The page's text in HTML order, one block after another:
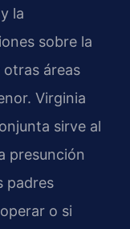
la
sobre la
otras áreas
Virginia
sirve al
presunción
padres
o si